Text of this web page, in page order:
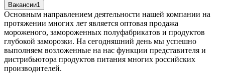
Вакансии1
Основным направлением деятельности нашей компании на
протяжении многих лет является оптовая продажа
мороженого, замороженных полуфабрикатов и продуктов
глубокой заморозки. На сегодняшний день мы успешно
выполняем возложенные на нас функции представителя и
дистрибьютора продуктов питания многих российских
производителей.